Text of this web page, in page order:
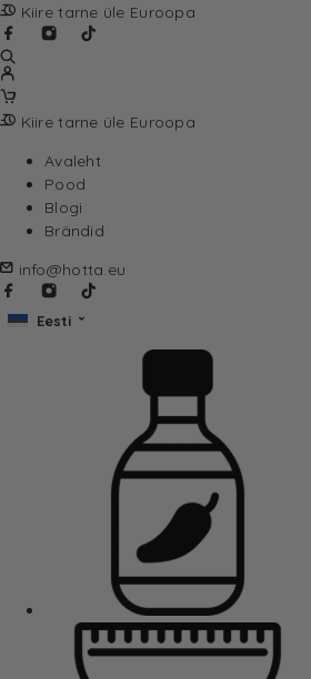
Kiire tarne üle Euroopa
Kiire tarne üle Euroopa
Avaleht
Pood
Blogi
Brändid
info@hotta.eu
Eesti